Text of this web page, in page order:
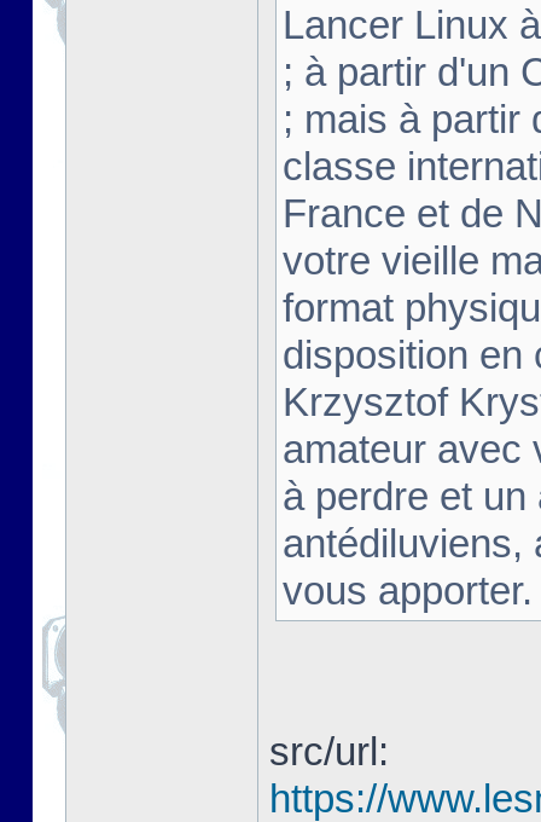
Lancer Linux
; à partir d'un
; mais à partir
classe
France et de
votre vieille
format
disposition en
Krzysztof
amateur avec
à perdre et
antédiluviens,
vous
src/url:
https://